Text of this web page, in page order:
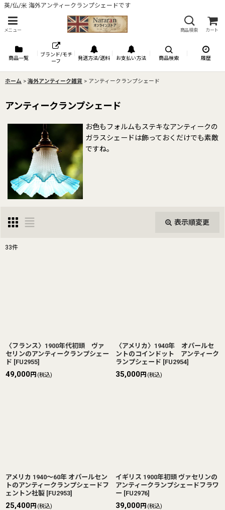
英/仏/米 海外アンティークランプシェードです
メニュー 商品検索 カート
商品一覧
ブランド/モチ
ーフ
発送方法/送料 お支払い方法 商品検索 履歴
ホーム > 海外アンティーク雑貨 > アンティークランプシェード
アンティークランプシェード
お色もフォルムもステキなアンティークの
ガラスシェードは飾っておくだけでも素敵
ですね。
表示順変更
33件
〈フランス〉1900年代初頭 ヴァ
セリンのアンティークランプシェー
ド [FU2955]
49,000円 (税込)
〈アメリカ〉1940年 オパールセ
ントのコインドット アンティーク
ランプシェード [FU2954]
35,000円 (税込)
アメリカ 1940〜60年 オパールセン
トのアンティークランプシェードフ
ェントン社製 [FU2953]
25,400円 (税込)
イギリス 1900年初頭 ヴァセリンの
アンティークランプシェードフラワ
ー [FU2976]
39,000円 (税込)